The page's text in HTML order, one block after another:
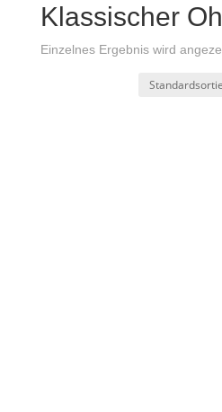
Klassischer
Einzelnes Ergebnis wird